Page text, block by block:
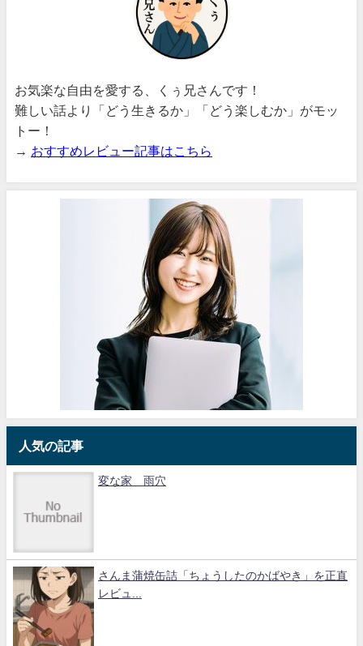
お気楽な自由を愛する、くぅ兄さんです！
難しい話より「どう生きるか」「どう楽しむか」がモッ
トー！
→ おすすめレビュー記事はこちら
人気の記事
変な家 雨穴
さんま蒲焼缶詰「ちょうしたのかばやき」を正直
レビュ...